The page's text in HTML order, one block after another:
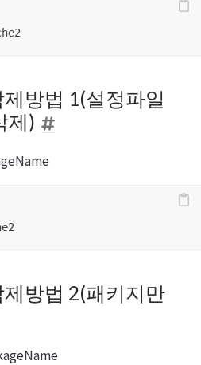
방법 1(설정파일
제)
방법 2(패키지만